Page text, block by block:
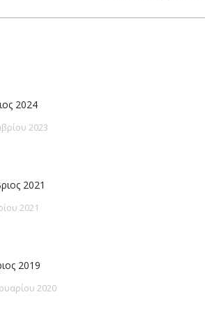
2024
2023
2021
2021
2019
2020